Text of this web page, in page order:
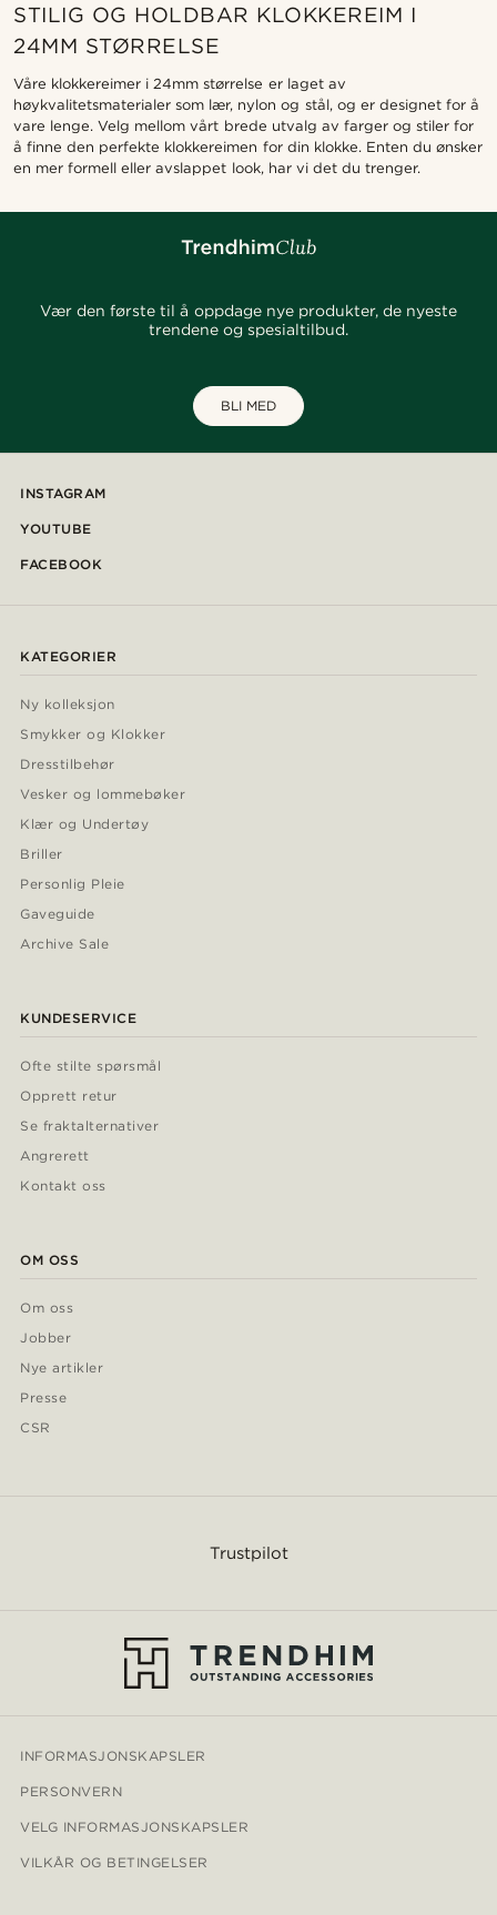
STILIG OG HOLDBAR KLOKKEREIM I
24MM STØRRELSE
Våre klokkereimer i 24mm størrelse er laget av
høykvalitetsmaterialer som lær, nylon og stål, og er designet for å
vare lenge. Velg mellom vårt brede utvalg av farger og stiler for
å finne den perfekte klokkereimen for din klokke. Enten du ønsker
en mer formell eller avslappet look, har vi det du trenger.
Vær den første til å oppdage nye produkter, de nyeste
trendene og spesialtilbud.
BLI MED
INSTAGRAM
YOUTUBE
FACEBOOK
KATEGORIER
Ny kolleksjon
Smykker og Klokker
Dresstilbehør
Vesker og lommebøker
Klær og Undertøy
Briller
Personlig Pleie
Gaveguide
Archive Sale
KUNDESERVICE
Ofte stilte spørsmål
Opprett retur
Se fraktalternativer
Angrerett
Kontakt oss
OM OSS
Om oss
Jobber
Nye artikler
Presse
CSR
Trustpilot
INFORMASJONSKAPSLER
PERSONVERN
VELG INFORMASJONSKAPSLER
VILKÅR OG BETINGELSER